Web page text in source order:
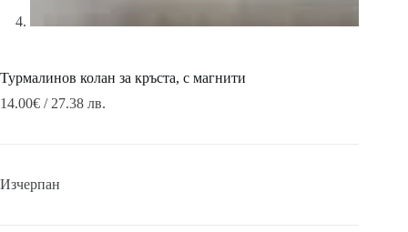
Турмалинов колан за кръста, с магнити
14.00€ / 27.38 лв.
Изчерпан